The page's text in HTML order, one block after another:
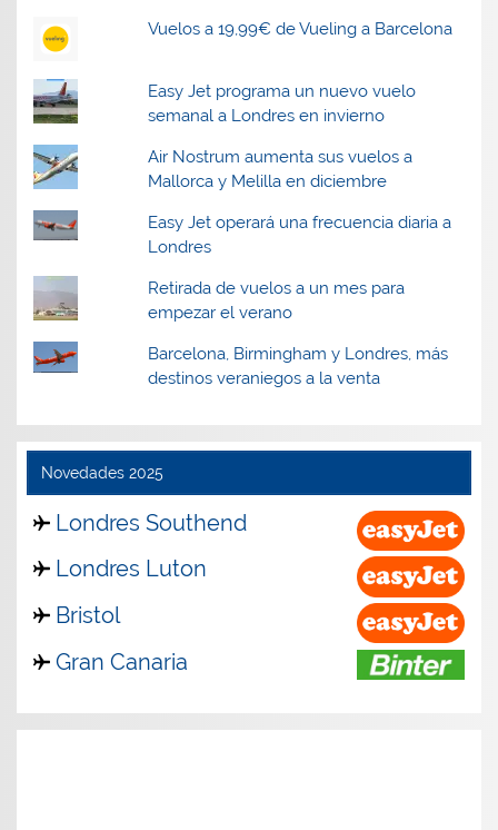
Vuelos a 19,99€ de Vueling a Barcelona
Easy Jet programa un nuevo vuelo
semanal a Londres en invierno
Air Nostrum aumenta sus vuelos a
Mallorca y Melilla en diciembre
Easy Jet operará una frecuencia diaria a
Londres
Retirada de vuelos a un mes para
empezar el verano
Barcelona, Birmingham y Londres, más
destinos veraniegos a la venta
Novedades 2025
Londres Southend
Londres Luton
Bristol
Gran Canaria